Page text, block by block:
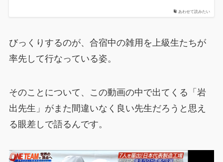
あわせて読みたい
びっくりするのが、合宿中の雑用を上級生たちが
率先して行なっている姿。
そのことについて、この動画の中で出てくる「岩
出先生」がまた間違いなく良い先生だろうと思え
る眼差しで語るんです。